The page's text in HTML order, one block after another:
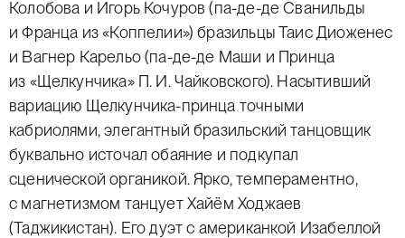
Колобова и Игорь Кочуров (па-де-де Сванильды
и Франца из «Коппелии») бразильцы Таис Диоженес
и Вагнер Карельо (па-де-де Маши и Принца
из «Щелкунчика» П. И. Чайковского). Насытивший
вариацию Щелкунчика-принца точными
кабриолями, элегантный бразильский танцовщик
буквально источал обаяние и подкупал
сценической органикой. Ярко, темпераментно,
с магнетизмом танцует Хайём Ходжаев
(Таджикистан). Его дуэт с американкой Изабеллой